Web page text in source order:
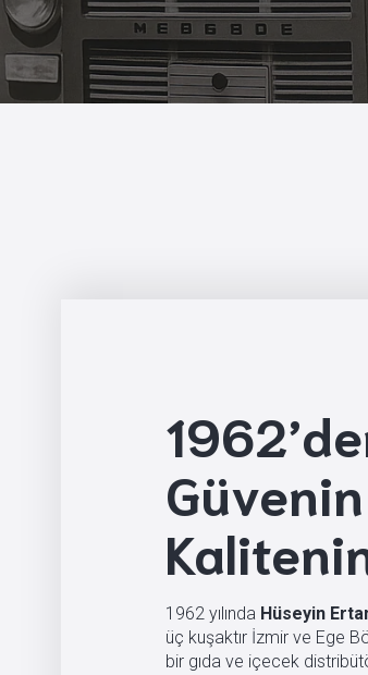
1962 yılında Hüseyin
üç kuşaktır İzmir ve Ege
bir gıda ve içecek